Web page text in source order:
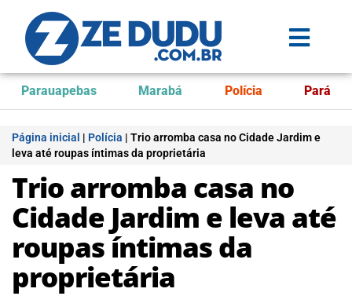
Parauapebas Marabá Polícia Pará
Página inicial | Polícia | Trio arromba casa no Cidade Jardim e
leva até roupas íntimas da proprietária
Trio arromba casa no
Cidade Jardim e leva até
roupas íntimas da
proprietária